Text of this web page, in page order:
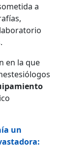
a
en la que
un